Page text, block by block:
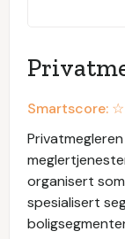
Smartscore: ☆
organisert
spesialisert